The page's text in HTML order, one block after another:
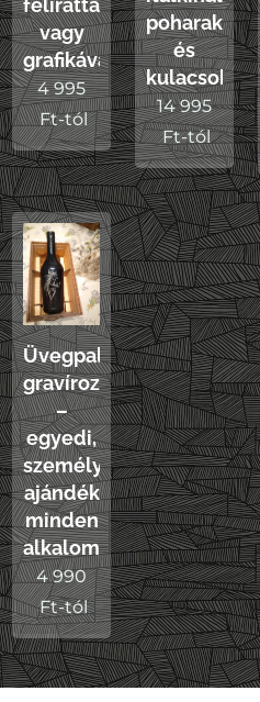
felirattal
vagy
grafikával
4 995
Ft-tól
poharakkal
és
kulacsokkal
14 995
Ft-tól
Üvegpalack
gravírozás
–
egyedi,
személyes
ajándék
minden
alkalomra
4 990
Ft-tól